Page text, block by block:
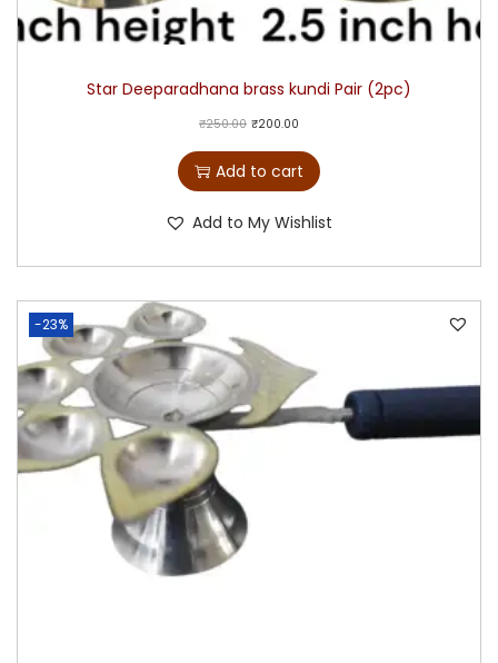
Star Deeparadhana brass kundi Pair (2pc)
₹250.00 ₹200.00
Add to cart
Add to My Wishlist
-23%